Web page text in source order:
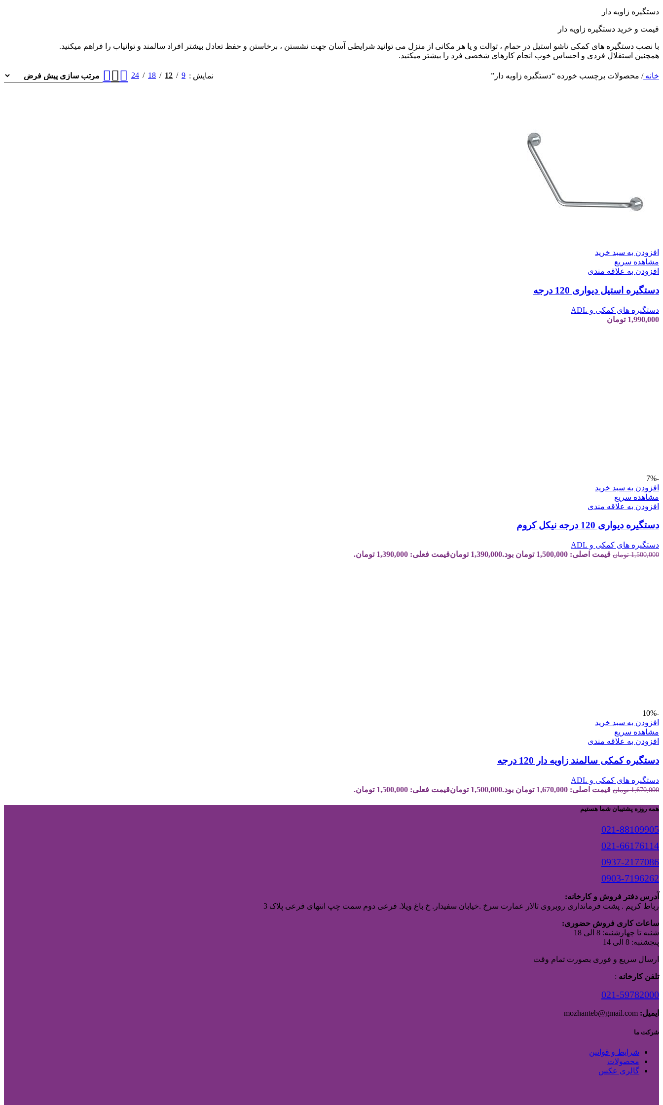
دستگیره زاویه دار
قیمت و خرید دستگیره زاویه دار
با نصب دستگیره های کمکی تاشو استیل در حمام ، توالت و یا هر مکانی از منزل می توانید شرایطی آسان جهت نشستن ، برخاستن و حفظ تعادل بیشتر افراد سالمند و توانیاب را فراهم میکنید.
همچنین استقلال فردی و احساس خوب انجام کارهای شخصی فرد را بیشتر میکنید.
خانه/ محصولات برچسب خورده “دستگیره زاویه دار” نمایش 9
12
18
24
افزودن به سبد خرید
مشاهده سریع
افزودن به علاقه مندی
دستگیره استیل دیواری 120 درجه
دستگیره های کمکی و ADL
1,990,000 تومان
-7%
افزودن به سبد خرید
مشاهده سریع
افزودن به علاقه مندی
دستگیره دیواری 120 درجه نیکل کروم
دستگیره های کمکی و ADL
1,500,000 تومان قیمت اصلی: 1,500,000 تومان بود. 1,390,000 تومانقیمت فعلی: 1,390,000 تومان.
-10%
افزودن به سبد خرید
مشاهده سریع
افزودن به علاقه مندی
دستگیره کمکی سالمند زاویه دار 120 درجه
دستگیره های کمکی و ADL
1,670,000 تومان قیمت اصلی: 1,670,000 تومان بود. 1,500,000 تومانقیمت فعلی: 1,500,000 تومان.
همه روزه پشتیبان شما هستیم
021-88109905
021-66176114
0937-2177086
0903-7196262
آدرس دفتر فروش و کارخانه:
رباط کریم . پشت فرمانداری روبروی تالار عمارت سرخ .خیابان سفیدار. خ باغ ویلا. فرعی دوم سمت چپ انتهای فرعی پلاک 3
ساعات کاری فروش حضوری:
شنبه تا چهارشنبه: 8 الی 18
پنجشنبه: 8 الی 14
ارسال سریع و فوری بصورت تمام وقت
تلفن کارخانه :
021-59782000
ایمیل:
شرکت ما
شرایط و قوانین
محصولات
گالری عکس